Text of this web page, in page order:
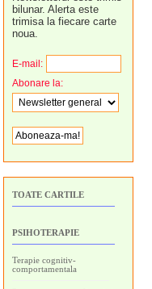
bilunar. Alerta este
trimisa la fiecare carte
noua.
E-mail:
Abonare la:
TOATE CARTILE
PSIHOTERAPIE
Terapie cognitiv-
comportamentala